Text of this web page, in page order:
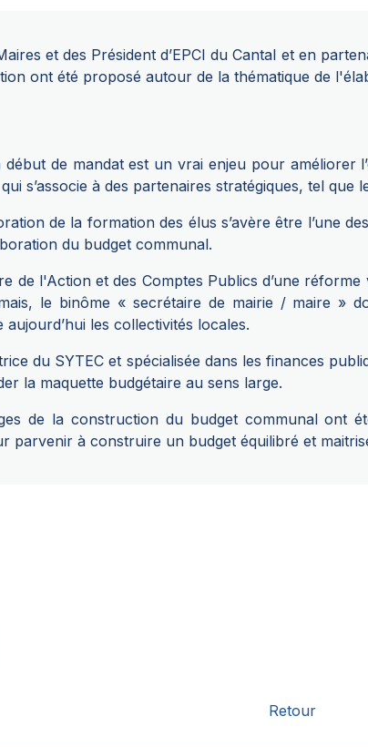
et des Président d’EPCI du Cantal et en
ont été proposé autour de la thématique de
de mandat est un vrai enjeu pour améliorer
s’associe à des partenaires stratégiques, tel
de la formation des élus s’avère être l’une
du budget communal.
de l'Action et des Comptes Publics d’une
le binôme « secrétaire de mairie / maire »
les collectivités locales.
du SYTEC et spécialisée dans les finances
la maquette budgétaire au sens large.
de la construction du budget communal ont
parvenir à construire un budget équilibré et
Retour